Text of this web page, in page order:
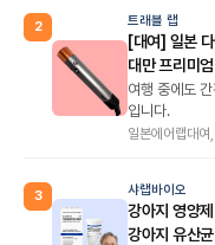
2 트래블 랩
[대여] 일본
대만 프리미
여행 중에도
입니다.
일본에어랩대
3 샤랩바이오
강아지 영양
강아지 유산